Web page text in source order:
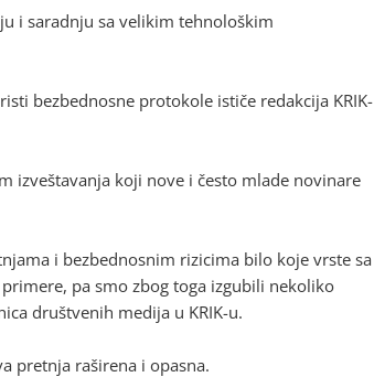
i saradnju sa velikim tehnološkim
bezbednosne protokole ističe redakcija KRIK-
izveštavanja koji nove i često mlade novinare
i bezbednosnim rizicima bilo koje vrste sa
pa smo zbog toga izgubili nekoliko
društvenih medija u KRIK-u.
pretnja raširena i opasna.